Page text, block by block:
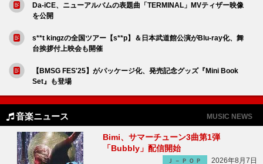
Da-iCE、ニューアルバムの表題曲「TERMINAL」MVティザー映像
を公開
s**t kingzの全国ツアー【s**p】＆日本武道館公演がBlu-ray化、舞
台挨拶付上映会も開催
【BMSG FES'25】がパッケージ化、発売記念グッズ『Mini Book
Set』も登場
音楽ニュース MUSIC NEWS
Bimi、サマーチューン3曲第1弾
「Bubbly」配信開始
Ｊ－ＰＯＰ 2026年8月7日